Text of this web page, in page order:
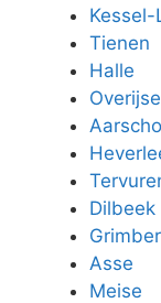
Kessel-
Tienen
Halle
Overijse
Dilbeek
Asse
Meise